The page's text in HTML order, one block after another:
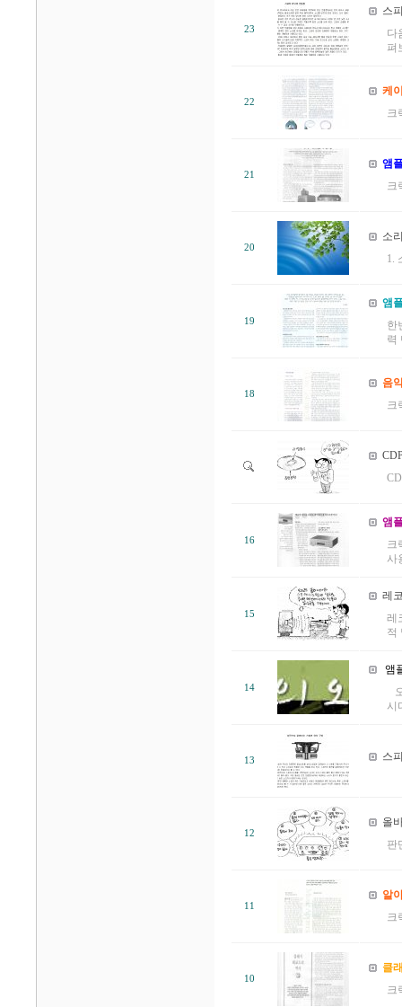
23
스
다
펴
22
케
크
21
앰
크
20
소
1.
19
앰
한
력
18
음
크
16
앰
크
사
15
레
레
적
14
앰
시
13 스
12
올
판
11
알
크
10
클
크